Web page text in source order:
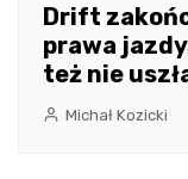
Drift
prawa
też nie
Michał Kozicki